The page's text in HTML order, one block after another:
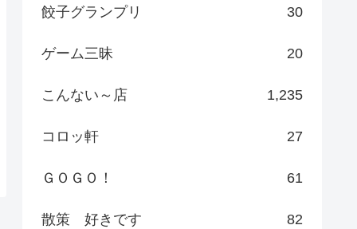
餃子グランプリ 30
ゲーム三昧 20
こんない～店 1,235
コロッ軒 27
ＧＯＧＯ！ 61
散策 好きです 82